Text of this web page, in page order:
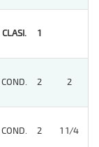
CLASI. 1
COND. 2 2
COND. 2 1 1/4